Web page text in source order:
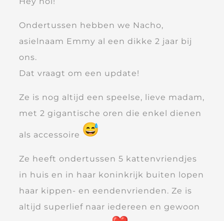
Ondertussen hebben we Nacho,
asielnaam Emmy al een dikke 2 jaar bij
ons.
Dat vraagt om een update!
Ze is nog altijd een speelse, lieve madam,
met 2 gigantische oren die enkel dienen
als accessoire
Ze heeft ondertussen 5 kattenvriendjes
in huis en in haar koninkrijk buiten lopen
haar kippen- en eendenvrienden. Ze is
altijd superlief naar iedereen en gewoon